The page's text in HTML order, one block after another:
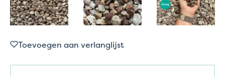
Toevoegen aan verlanglijst